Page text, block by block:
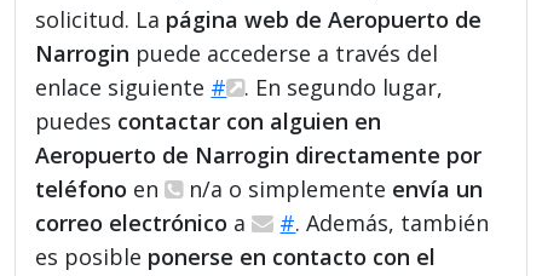
solicitud. La página web de Aeropuerto de
Narrogin puede accederse a través del
enlace siguiente #
. En segundo lugar,
puedes contactar con alguien en
Aeropuerto de Narrogin directamente por
teléfono en n/a o simplemente envía un
correo electrónico a #. Además, también
es posible ponerse en contacto con el